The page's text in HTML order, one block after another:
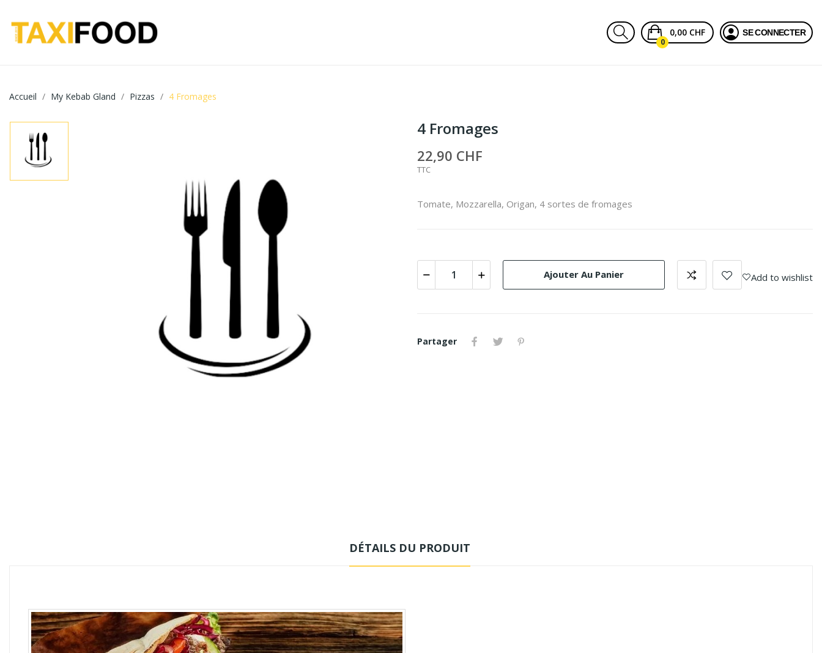
0,00 CHF
0
SE CONNECTER
Accueil My Kebab Gland Pizzas 4 Fromages
4 Fromages
22,90 CHF
TTC
Tomate, Mozzarella, Origan, 4 sortes de fromages
Ajouter Au Panier Add to wishlist
Partager
DÉTAILS DU PRODUIT